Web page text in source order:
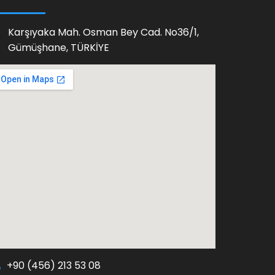
Karşıyaka Mah. Osman Bey Cad. No36/1,
Gümüşhane, TÜRKİYE
+90 (456) 213 53 08